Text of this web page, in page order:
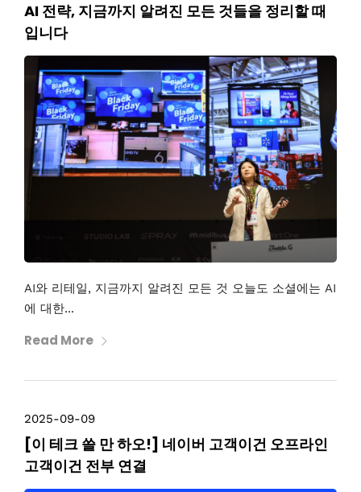
AI 전략, 지금까지 알려진 모든 것들을 정리할 때
입니다
AI와 리테일, 지금까지 알려진 모든 것 오늘도 소셜에는 AI
에 대한...
Read More
2025-09-09
[이 테크 쓸 만 하오!] 네이버 고객이건 오프라인
고객이건 전부 연결